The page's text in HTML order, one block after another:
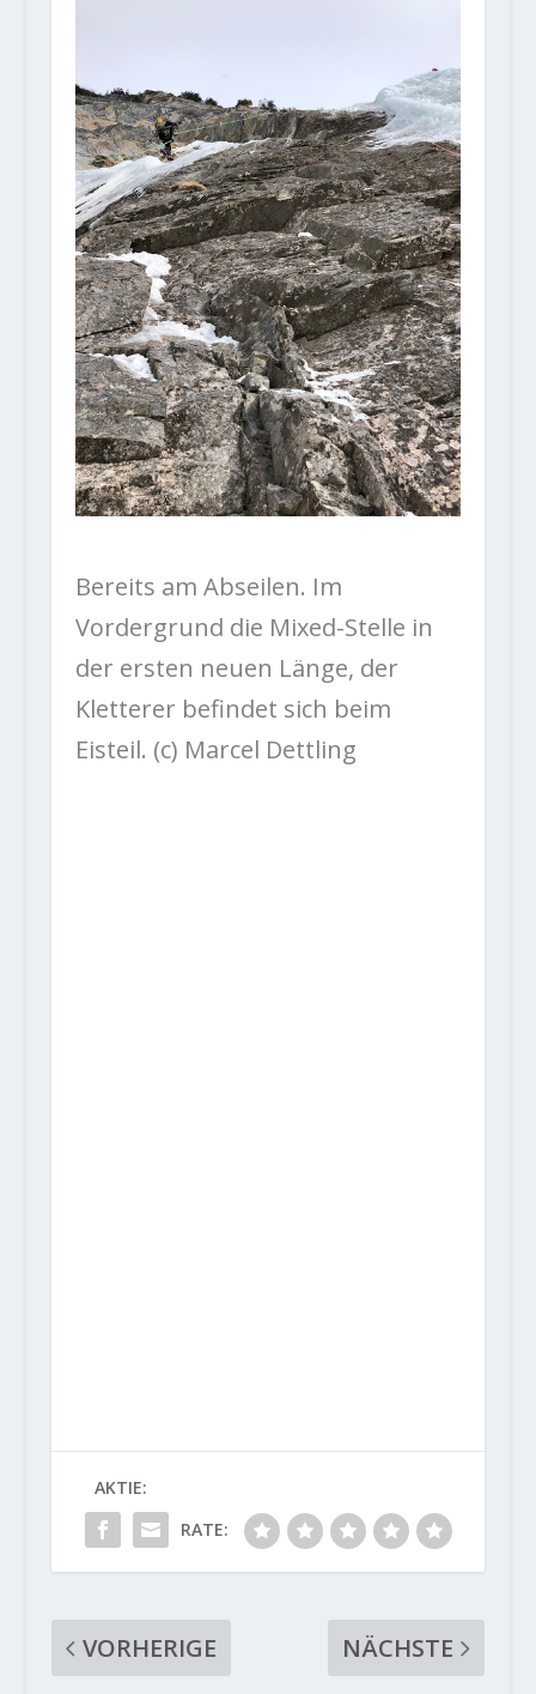
Bereits am Abseilen. Im
Vordergrund die Mixed-Stelle in
der ersten neuen Länge, der
Kletterer befindet sich beim
Eisteil. (c) Marcel Dettling
AKTIE:
RATE:
VORHERIGE
NÄCHSTE